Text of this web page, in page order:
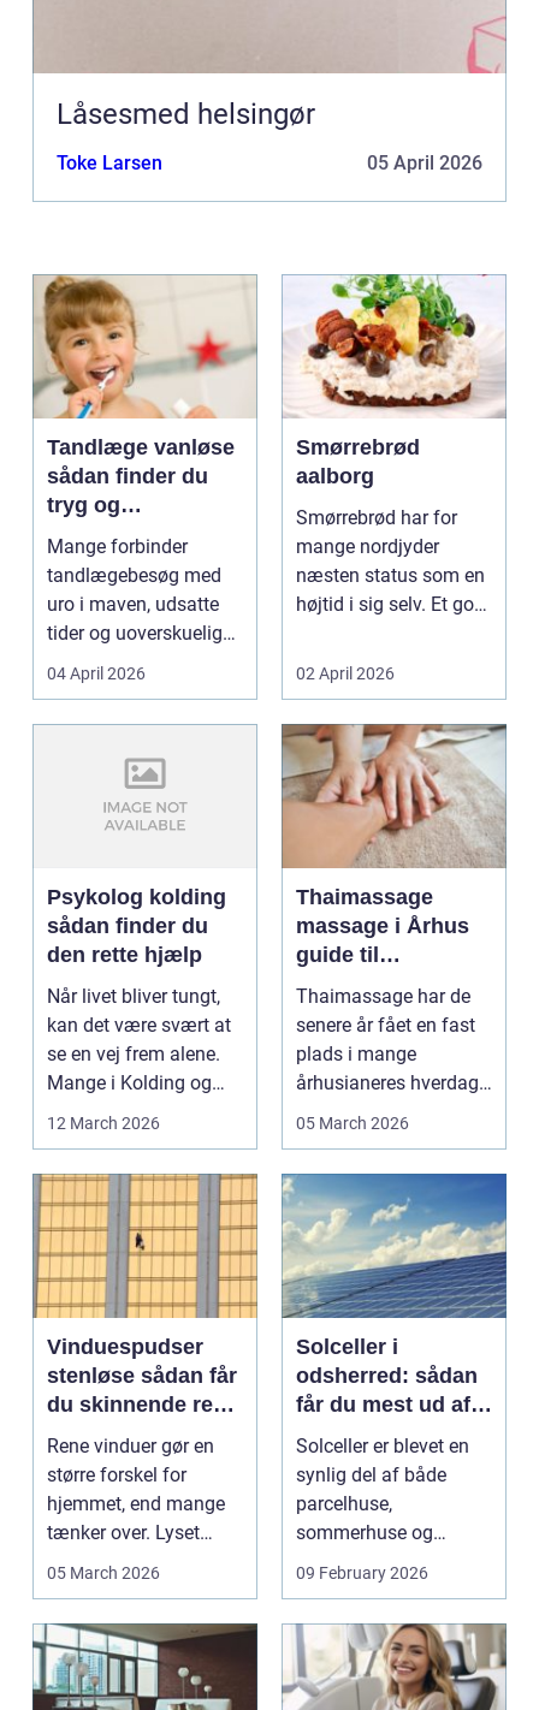
Låsesmed helsingør
Toke Larsen 05 April 2026
Tandlæge vanløse
sådan finder du
tryg og
professionel
tandpleje
Mange forbinder
tandlægebesøg med
uro i maven, udsatte
tider og uoverskuelige
priser. Samtidig ved
04 April 2026
Smørrebrød
aalborg
Smørrebrød har for
mange nordjyder
næsten status som en
højtid i sig selv. Et godt
02 April 2026
Psykolog kolding
sådan finder du
den rette hjælp
Når livet bliver tungt,
kan det være svært at
se en vej frem alene.
Mange i Kolding og
omegn søger p...
12 March 2026
Thaimassage
massage i Århus
guide til
afslapning,
smidighed og
bedre velvære
Thaimassage har de
senere år fået en fast
plads i mange
århusianeres hverdag.
Flere bruger den både
05 March 2026
Vinduespudser
stenløse sådan får
du skinnende rene
ruder året rundt
Rene vinduer gør en
større forskel for
hjemmet, end mange
tænker over. Lyset
falder anderledes ind,
05 March 2026
Solceller i
odsherred: sådan
får du mest ud af
solen
Solceller er blevet en
synlig del af både
parcelhuse,
sommerhuse og
mindre erhverv i
Odsherred. Mang...
09 February 2026